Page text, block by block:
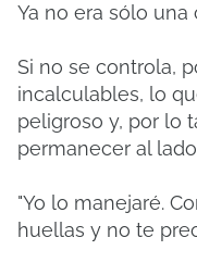
Ya no era sólo una
Si no se controla,
incalculables, lo
peligroso y, por lo
permanecer al
"Yo lo manejaré.
huellas y no te